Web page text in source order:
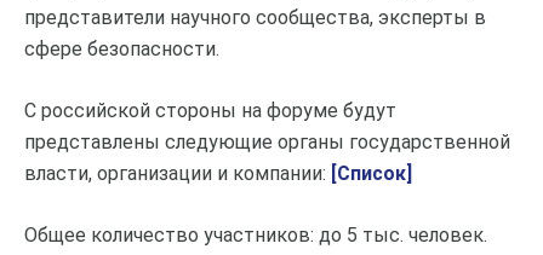
представители научного сообщества, эксперты в
сфере безопасности.
С российской стороны на форуме будут
представлены следующие органы государственной
власти, организации и компании: [Список]
Общее количество участников: до 5 тыс. человек.